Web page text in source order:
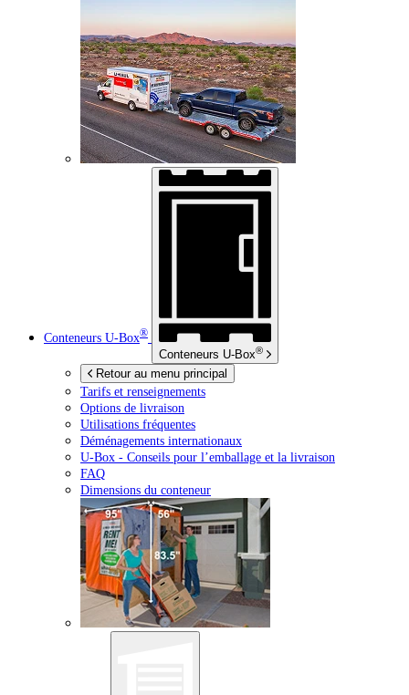
Conteneurs U-Box®
Conteneurs U-Box®
Retour au menu principal
Tarifs et renseignements
Options de livraison
Utilisations fréquentes
Déménagements internationaux
U-Box - Conseils pour l’emballage et la livraison
FAQ
Dimensions du conteneur